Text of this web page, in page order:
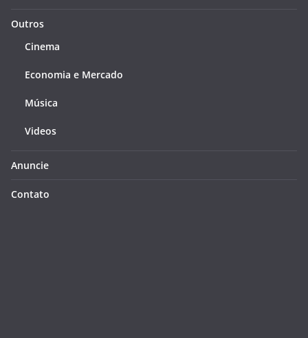
Outros
Cinema
Economia e Mercado
Música
Videos
Anuncie
Contato